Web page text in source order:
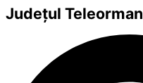
Județul Teleorman